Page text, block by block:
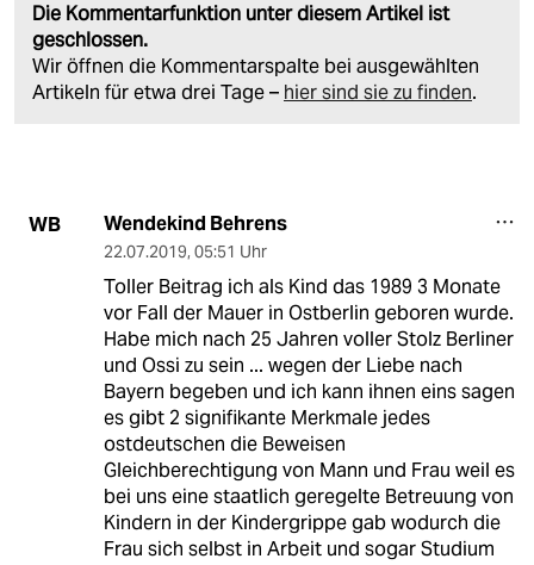
Die Kommentarfunktion unter diesem Artikel ist
geschlossen.
Wir öffnen die Kommentarspalte bei ausgewählten
Artikeln für etwa drei Tage – hier sind sie zu finden.
WB Wendekind Behrens
22.07.2019, 05:51 Uhr
Toller Beitrag ich als Kind das 1989 3 Monate
vor Fall der Mauer in Ostberlin geboren wurde.
Habe mich nach 25 Jahren voller Stolz Berliner
und Ossi zu sein ... wegen der Liebe nach
Bayern begeben und ich kann ihnen eins sagen
es gibt 2 signifikante Merkmale jedes
ostdeutschen die Beweisen
Gleichberechtigung von Mann und Frau weil es
bei uns eine staatlich geregelte Betreuung von
Kindern in der Kindergrippe gab wodurch die
Frau sich selbst in Arbeit und sogar Studium